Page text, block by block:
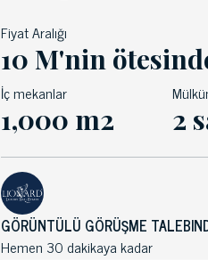
Fiyat Aralığı
10 M'nin
İç mekanlar
1,000 m2 2
GÖRÜNTÜLÜ GÖRÜŞME
Hemen 30 dakikaya kadar